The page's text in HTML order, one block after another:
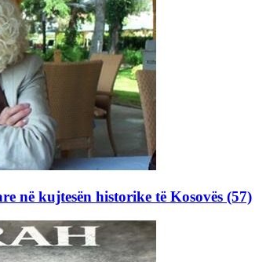
në kujtesën historike të Kosovës (57)